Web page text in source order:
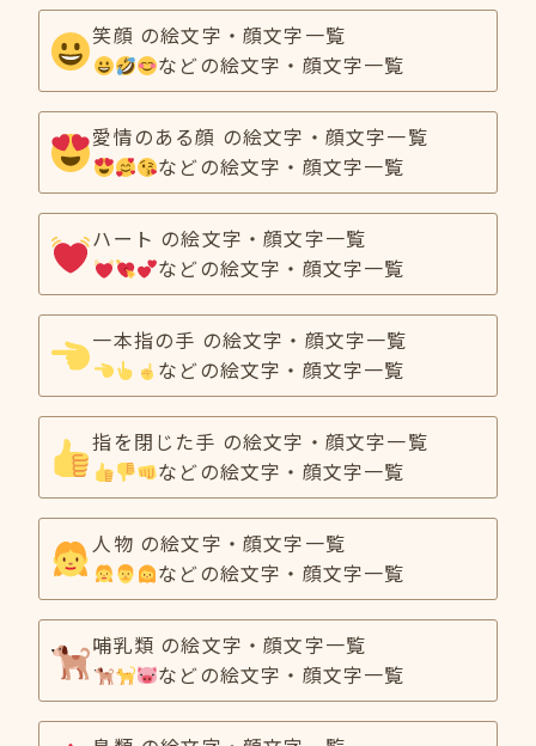
笑顔 の絵文字・顔文字一覧
などの絵文字・顔文字一覧
愛情のある顔 の絵文字・顔文字一覧
などの絵文字・顔文字一覧
ハート の絵文字・顔文字一覧
などの絵文字・顔文字一覧
一本指の手 の絵文字・顔文字一覧
などの絵文字・顔文字一覧
指を閉じた手 の絵文字・顔文字一覧
などの絵文字・顔文字一覧
人物 の絵文字・顔文字一覧
などの絵文字・顔文字一覧
哺乳類 の絵文字・顔文字一覧
などの絵文字・顔文字一覧